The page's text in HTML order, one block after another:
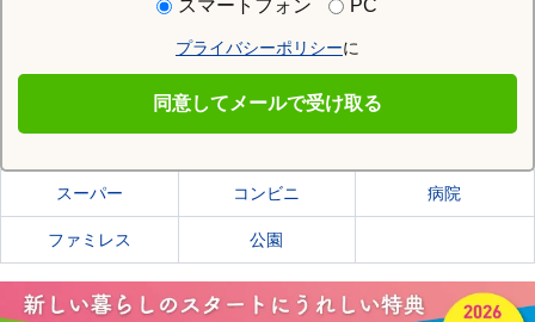
スマートフォン PC
プライバシーポリシーに
同意してメールで受け取る
江別市の施設一覧
スーパー コンビニ 病院
ファミレス 公園